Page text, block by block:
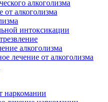
алкоголизма
от алкоголизма
интоксикации
алкоголизма
лечение от алкоголизма
наркомании